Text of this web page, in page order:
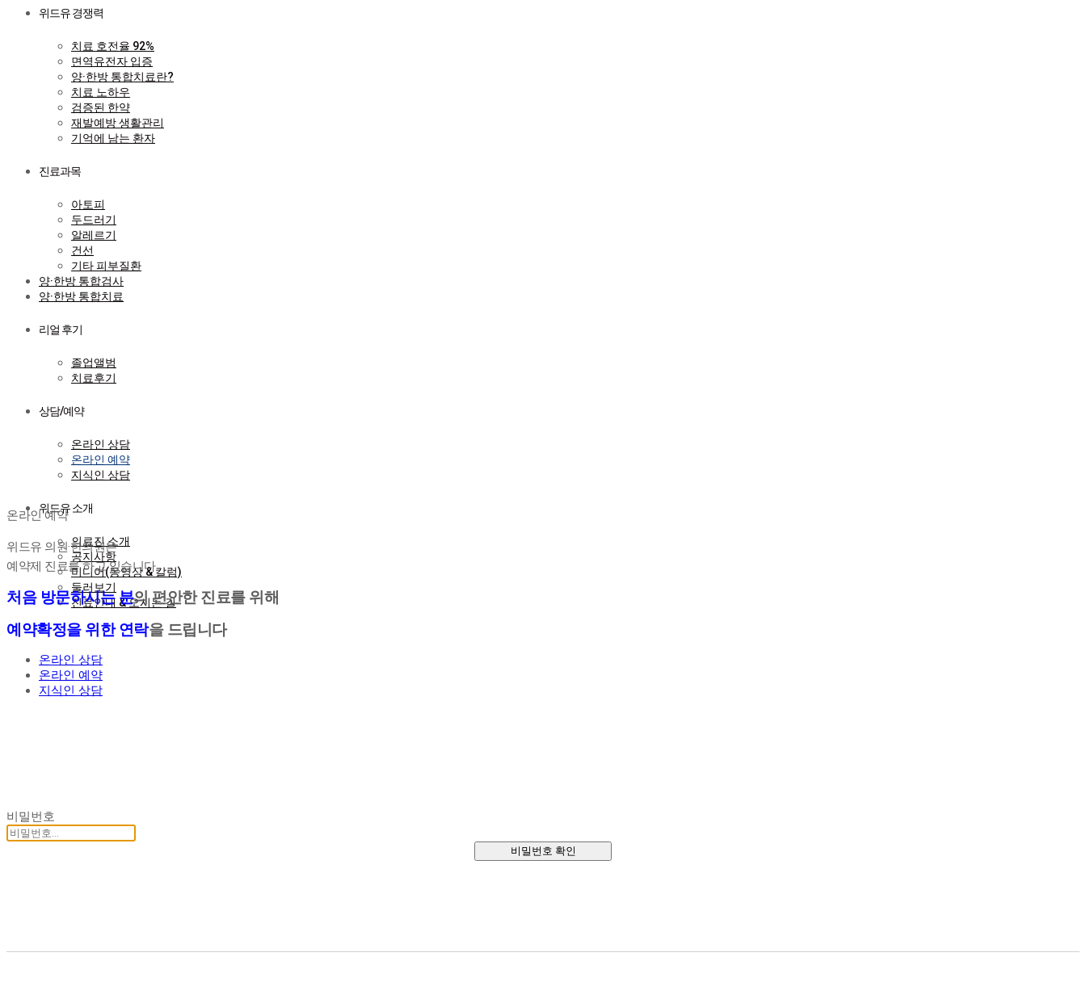
위드유 경쟁력
치료 호전율 92%
면역유전자 입증
양·한방 통합치료란?
치료 노하우
검증된 한약
재발예방 생활관리
기억에 남는 환자
진료과목
아토피
두드러기
알레르기
건선
기타 피부질환
양·한방 통합검사
양·한방 통합치료
리얼 후기
졸업앨범
치료후기
상담/예약
온라인 상담
온라인 예약
지식인 상담
위드유 소개
의료진 소개
공지사항
미디어(동영상 & 칼럼)
둘러보기
진료안내 & 오시는 길
온라인 예약
온라인 예약
위드유 의원·한의원은
예약제 진료를 하고 있습니다
처음 방문하시는 분의 편안한 진료를 위해
예약확정을 위한 연락을 드립니다
온라인 상담
온라인 예약
지식인 상담
비밀번호
비밀번호 확인